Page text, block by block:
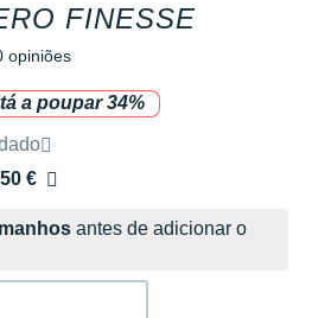
FINESSE
opiniões
a poupar 34%
pela marca
€
antes de adicionar o